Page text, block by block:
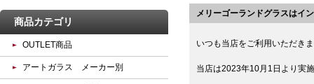
メリーゴーランドグラスはイ
いつも当店をご利用いただき
当店は2023年10月1日より実
商品カテゴリ
OUTLET商品
アートガラス メーカー別